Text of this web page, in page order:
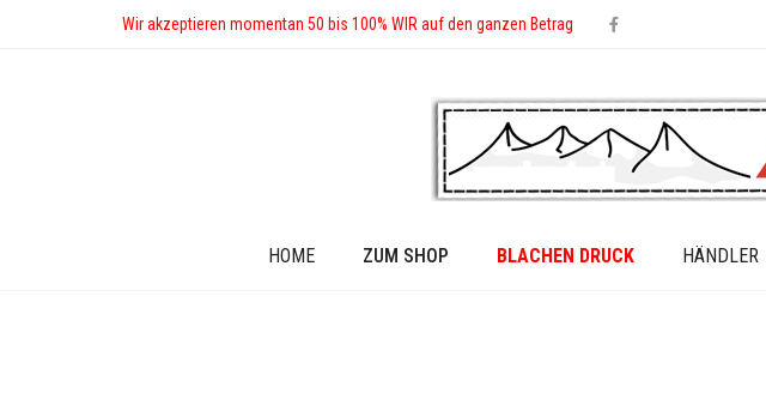
Wir akzeptieren momentan 50 bis 100% WIR auf den ganzen Betrag
HOME ZUM SHOP BLACHEN DRUCK HÄNDLER